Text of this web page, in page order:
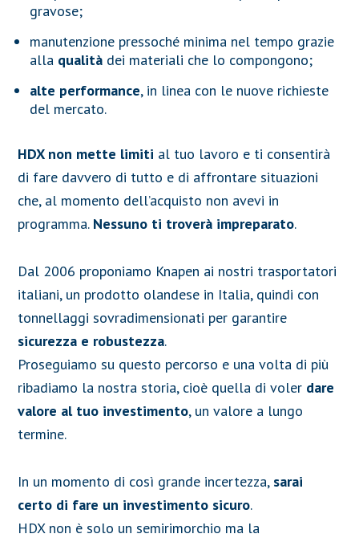
gravose;
manutenzione pressoché minima nel tempo grazie
alla qualità dei materiali che lo compongono;
alte performance, in linea con le nuove richieste
del mercato.
HDX non mette limiti al tuo lavoro e ti consentirà
di fare davvero di tutto e di affrontare situazioni
che, al momento dell’acquisto non avevi in
programma. Nessuno ti troverà impreparato.
Dal 2006 proponiamo Knapen ai nostri trasportatori
italiani, un prodotto olandese in Italia, quindi con
tonnellaggi sovradimensionati per garantire
sicurezza e robustezza.
Proseguiamo su questo percorso e una volta di più
ribadiamo la nostra storia, cioè quella di voler dare
valore al tuo investimento, un valore a lungo
termine.
In un momento di così grande incertezza, sarai
certo di fare un investimento sicuro.
HDX non è solo un semirimorchio ma la